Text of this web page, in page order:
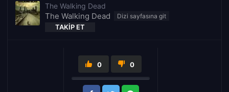
The Walking Dead
The Walking Dead
TAKIP ET
0 0